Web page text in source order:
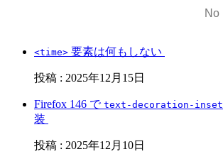
<time> 要素は何もしない
投稿 : 2025年12月15日
Firefox 146 で text-decoration-inset
装
投稿 : 2025年12月10日